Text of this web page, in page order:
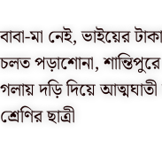
বাবা-মা নেই, ভাইয়ের
চলত পড়াশোনা, শান্তিপুরে
গলায় দড়ি দিয়ে
শ্রেণির ছাত্রী